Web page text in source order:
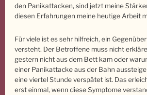
den Panikattacken, sind jetzt meine
diesen Erfahrungen meine heutige Arbeit
Für viele ist es sehr hilfreich, ein
versteht. Der Betroffene muss nicht
gestern nicht aus dem Bett kam oder
einer Panikattacke aus der Bahn
eine viertel Stunde verspätet ist. Das
erst einmal, wenn diese Symptome